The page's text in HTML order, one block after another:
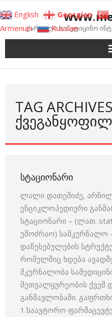
to
contentქართული სამედიცინო
TAG
ᲡᲢᲐᲪᲘᲝᲜᲐᲠᲘ
ლალი დათეშიძე, არჩილ
ენციკლოპედიური
სტაციონარი – (ლათ.
უმოძრაო) სამკურნალო
დაწესებულების
რომელშიც ხდება
მკურნალობა
მეთვალყურეობის ქვეშ
განმავლობაში.
1.საავტორო
English Georgian
Armenian
Russian